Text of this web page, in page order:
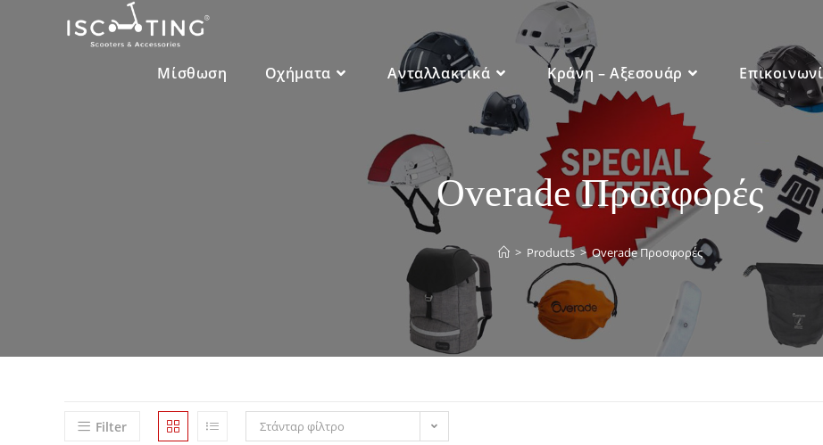
Μίσθωση Οχήματα Ανταλλακτικά Κράνη – Αξεσουάρ
Overade Προσφορές
> Products > Overade Προσφορές
Filter Στάνταρ φίλτρο